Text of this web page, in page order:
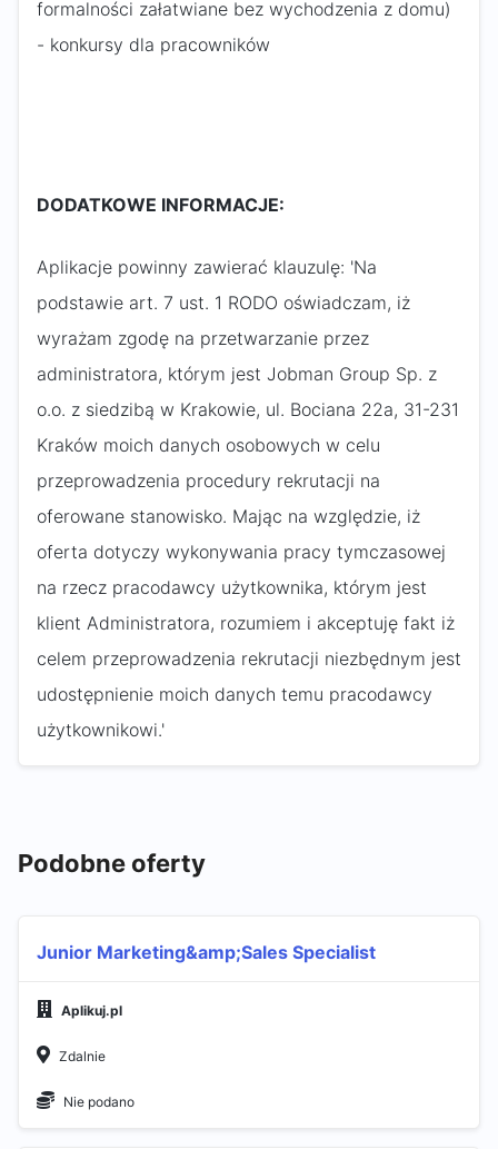
formalności załatwiane bez wychodzenia z domu)
- konkursy dla pracowników
DODATKOWE INFORMACJE:
Aplikacje powinny zawierać klauzulę: 'Na
podstawie art. 7 ust. 1 RODO oświadczam, iż
wyrażam zgodę na przetwarzanie przez
administratora, którym jest Jobman Group Sp. z
o.o. z siedzibą w Krakowie, ul. Bociana 22a, 31-231
Kraków moich danych osobowych w celu
przeprowadzenia procedury rekrutacji na
oferowane stanowisko. Mając na względzie, iż
oferta dotyczy wykonywania pracy tymczasowej
na rzecz pracodawcy użytkownika, którym jest
klient Administratora, rozumiem i akceptuję fakt iż
celem przeprowadzenia rekrutacji niezbędnym jest
udostępnienie moich danych temu pracodawcy
użytkownikowi.'
Podobne oferty
Junior Marketing&amp;Sales Specialist
Aplikuj.pl
Zdalnie
Nie podano